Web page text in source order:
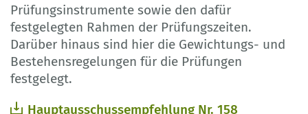
Prüfungsinstrumente sowie den dafür
festgelegten Rahmen der Prüfungszeiten.
Darüber hinaus sind hier die Gewichtungs- und
Bestehensregelungen für die Prüfungen
festgelegt.
Hauptausschussempfehlung Nr. 158